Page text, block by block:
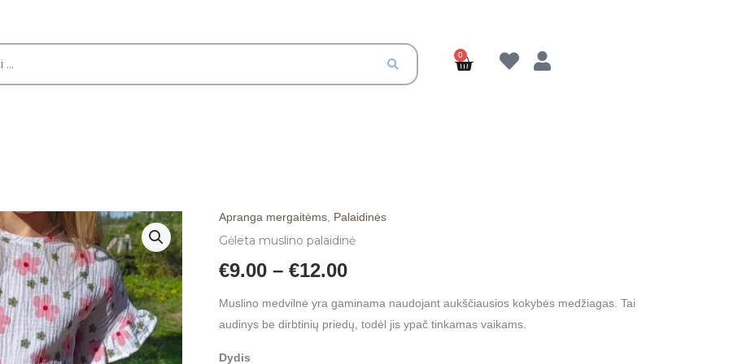
0 Cart
Apranga mergaitėms, Palaidinės
Gėleta muslino palaidinė
€9.00 – €12.00
Kaina
range:
€9.00
through
Muslino medvilnė yra gaminama naudojant aukščiausios kokybės medžiagas. Tai
audinys be dirbtinių priedų, todėl jis ypač tinkamas vaikams.
Dydis
produkto
kiekis:
Gėleta
palaidinė